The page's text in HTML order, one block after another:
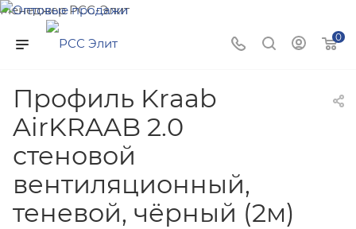
Менеджер РСС-Элит
Напишите нам и мы поможем подобрать товар именно
для Вас!
0
Профиль Kraab
AirKRAAB 2.0
стеновой
вентиляционный,
теневой, чёрный (2м)